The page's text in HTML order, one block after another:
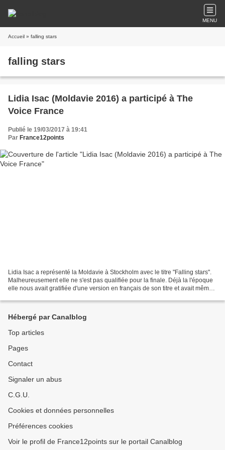
MENU
Accueil » falling stars
falling stars
Lidia Isac (Moldavie 2016) a participé à The
Voice France
Publié le 19/03/2017 à 19:41
Par France12points
Lidia Isac a représenté la Moldavie à Stockholm avec le titre "Falling stars".
Malheureusement elle ne s'est pas qualifiée pour la finale. Déjà la l'époque
elle nous avait gratifiée d'une version en français de son titre et avait même
Hébergé par Canalblog
Top articles
Pages
Contact
Signaler un abus
C.G.U.
Cookies et données personnelles
Préférences cookies
Voir le profil de France12points sur le portail Canalblog